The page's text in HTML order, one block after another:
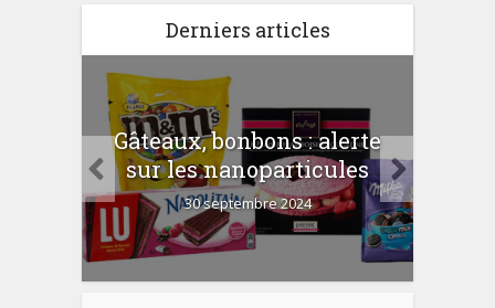
Derniers articles
Gâteaux, bonbons : alerte
sur les nanoparticules
30 septembre 2024